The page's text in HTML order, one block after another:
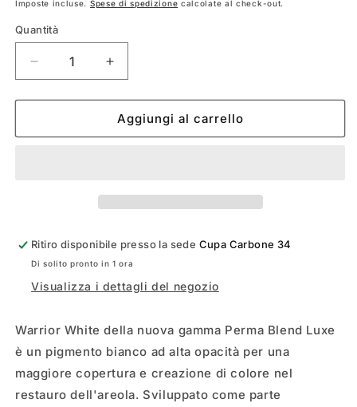
Imposte incluse. Spese di spedizione calcolate al check-out.
Quantità
Diminuisci
quantità
per
BLEND
Aumenta
quantità
per
PERMA
BLEND
Aggiungi al carrello
Ritiro disponibile presso la sede Cupa Carbone 34
Di solito pronto in 1 ora
Visualizza i dettagli del negozio
Warrior White della nuova gamma Perma Blend Luxe
è un pigmento bianco ad alta opacità per una
maggiore copertura e creazione di colore nel
restauro dell'areola. Sviluppato come parte